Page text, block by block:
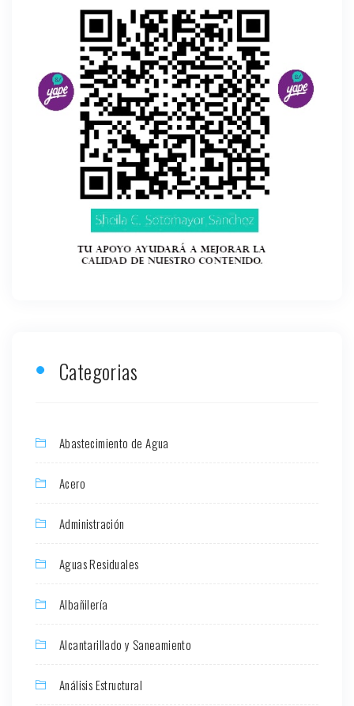
Categorias
Abastecimiento de Agua
Acero
Administración
Aguas Residuales
Albañilería
Alcantarillado y Saneamiento
Análisis Estructural